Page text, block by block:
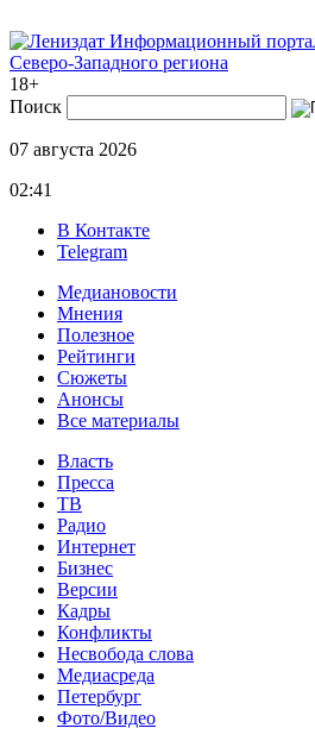
Информационный
Северо-Западного региона
18+
Поиск
07 августа 2026
02:41
В Контакте
Telegram
Медиановости
Мнения
Полезное
Рейтинги
Сюжеты
Анонсы
Все материалы
Власть
Пресса
ТВ
Радио
Интернет
Бизнес
Версии
Кадры
Конфликты
Несвобода слова
Медиасреда
Петербург
Фото/Видео